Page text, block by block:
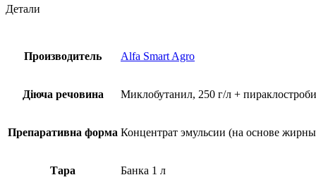
Детали
Производитель Alfa Smart Agro
Діюча речовина Миклобутанил, 250 г/л +
Препаративна форма Концентрат эмульсии (на основе
Тара Банка 1 л